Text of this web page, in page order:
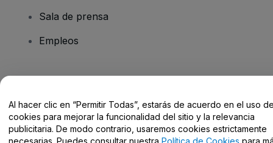
Sala de prensa
Empleos
Centro de Ayuda / Contacto
Al hacer clic en “Permitir Todas”, estarás de acuerdo en el uso
cookies para mejorar la funcionalidad del sitio y la relevancia
publicitaria. De modo contrario, usaremos cookies estrictamente
necesarias. Puedes consultar nuestra Política de Cookies para